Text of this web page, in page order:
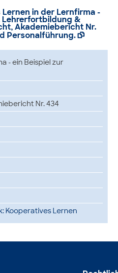
in der Lernfirma -
Lehrerfortbildung &
Akademiebericht Nr.
Personalführung. 
- ein Beispiel zur
Nr. 434
Kooperatives Lernen